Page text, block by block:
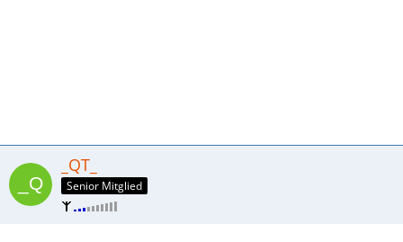
_QT_
Senior Mitglied